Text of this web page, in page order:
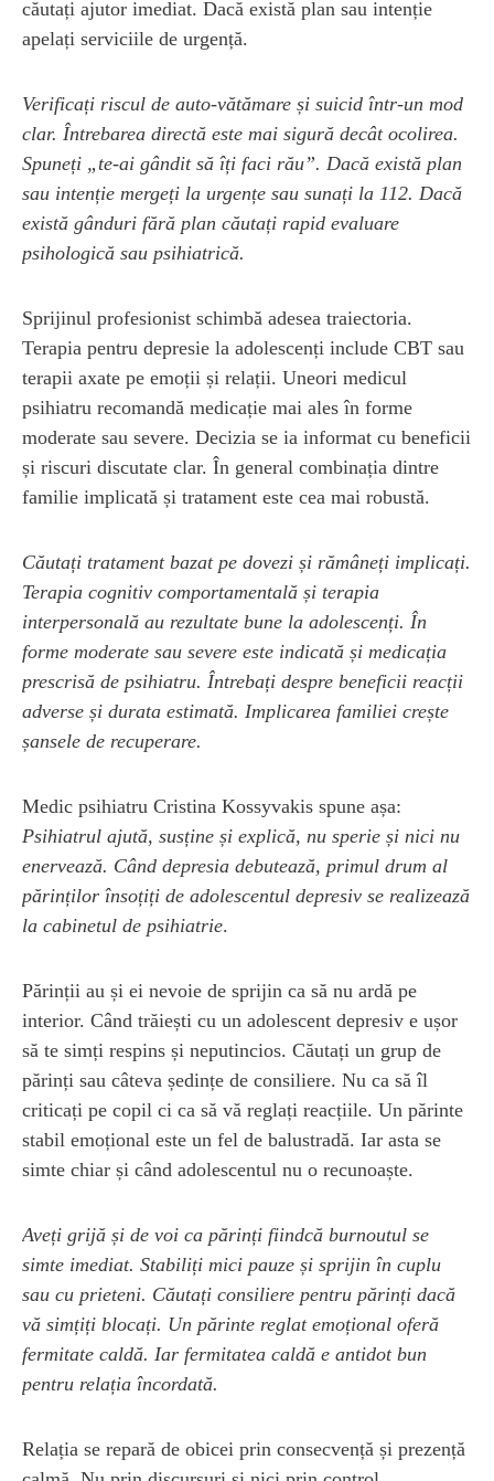
căutați ajutor imediat. Dacă există plan sau intenție
apelați serviciile de urgență.
Verificați riscul de auto-vătămare și suicid într-un mod
clar. Întrebarea directă este mai sigură decât ocolirea.
Spuneți „te-ai gândit să îți faci rău”. Dacă există plan
sau intenție mergeți la urgențe sau sunați la 112. Dacă
există gânduri fără plan căutați rapid evaluare
psihologică sau psihiatrică.
Sprijinul profesionist schimbă adesea traiectoria.
Terapia pentru depresie la adolescenți include CBT sau
terapii axate pe emoții și relații. Uneori medicul
psihiatru recomandă medicație mai ales în forme
moderate sau severe. Decizia se ia informat cu beneficii
și riscuri discutate clar. În general combinația dintre
familie implicată și tratament este cea mai robustă.
Căutați tratament bazat pe dovezi și rămâneți implicați.
Terapia cognitiv comportamentală și terapia
interpersonală au rezultate bune la adolescenți. În
forme moderate sau severe este indicată și medicația
prescrisă de psihiatru. Întrebați despre beneficii reacții
adverse și durata estimată. Implicarea familiei crește
șansele de recuperare.
Medic psihiatru Cristina Kossyvakis spune așa:
Psihiatrul ajută, susține și explică, nu sperie și nici nu
enervează. Când depresia debutează, primul drum al
părinților însoțiți de adolescentul depresiv se realizează
la cabinetul de psihiatrie.
Părinții au și ei nevoie de sprijin ca să nu ardă pe
interior. Când trăiești cu un adolescent depresiv e ușor
să te simți respins și neputincios. Căutați un grup de
părinți sau câteva ședințe de consiliere. Nu ca să îl
criticați pe copil ci ca să vă reglați reacțiile. Un părinte
stabil emoțional este un fel de balustradă. Iar asta se
simte chiar și când adolescentul nu o recunoaște.
Aveți grijă și de voi ca părinți fiindcă burnoutul se
simte imediat. Stabiliți mici pauze și sprijin în cuplu
sau cu prieteni. Căutați consiliere pentru părinți dacă
vă simțiți blocați. Un părinte reglat emoțional oferă
fermitate caldă. Iar fermitatea caldă e antidot bun
pentru relația încordată.
Relația se repară de obicei prin consecvență și prezență